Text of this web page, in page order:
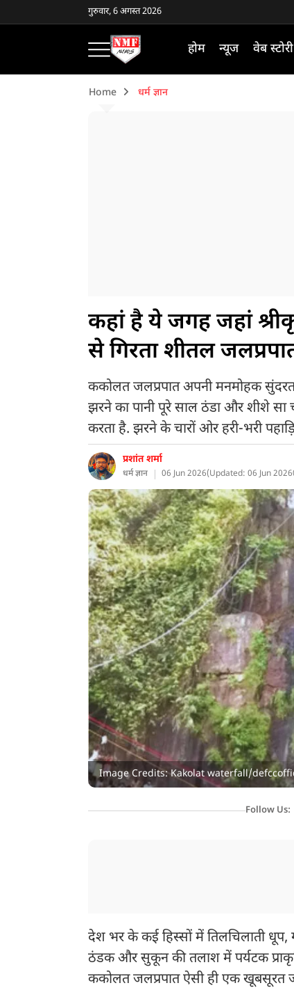
गुरुवार, 6 अगस्त 2026
होम न्यूज वेब स्टोरी
Home धर्म ज्ञान
कहां है ये जगह जहां
से गिरता शीतल
ककोलत जलप्रपात अपनी मनमोहक
झरने का पानी पूरे साल ठंडा और शीशे सा
करता है. झरने के चारों ओर हरी-भरी
प्रशांत शर्मा
धर्म ज्ञान 06 Jun 2026(Updated: 06 Jun 2026
Image Credits: Kakolat waterfall/
Follow Us:
देश भर के कई हिस्सों में तिलचिलाती धूप,
ठंडक और सुकून की तलाश में पर्यटक
ककोलत जलप्रपात ऐसी ही एक खूबसूरत